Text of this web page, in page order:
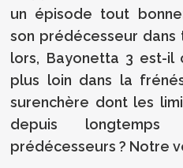
un épisode tout
son prédécesseur dans
lors, Bayonetta 3 est-il
plus loin dans la
surenchère dont les
depuis
prédécesseurs ? Notre